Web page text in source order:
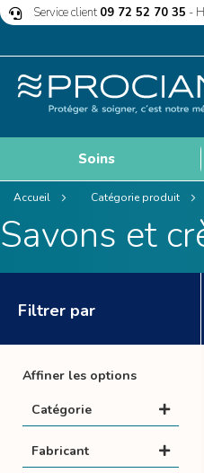
Allez
au
Service client 09 72 52 70 35 -
Soins
Accueil Catégorie produit
Savons et
Filtrer par
Affiner les options
Catégorie
Fabricant